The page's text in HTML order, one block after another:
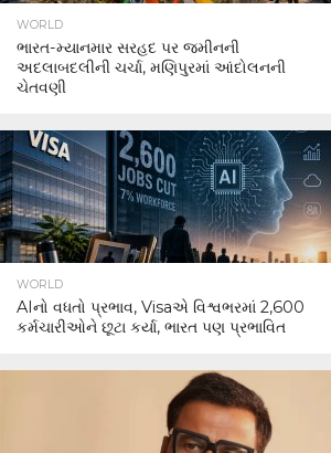
WORLD
ભારત-મ્યાનમાર સરહદ પર જમીનની
અદલાબદલીની ચર્ચા, મણિપુરમાં આંદોલનની
ચેતવણી
WORLD
AIનો વધતો પ્રભાવ, Visaએ વિશ્વભરમાં 2,600
કર્મચારીઓને છૂટા કર્યા, ભારત પણ પ્રભાવિત